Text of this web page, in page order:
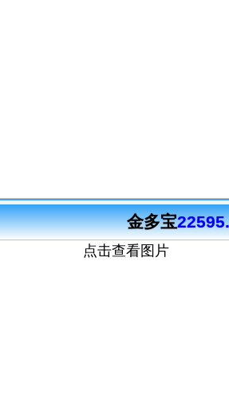
金多宝